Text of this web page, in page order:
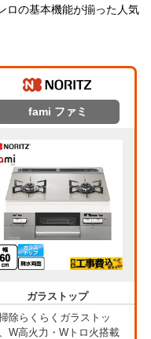
ロの基本機能が揃った人気
fami ファミ
ガラストップ
除らくらくガラストッ
W高火力・Wトロ火搭載